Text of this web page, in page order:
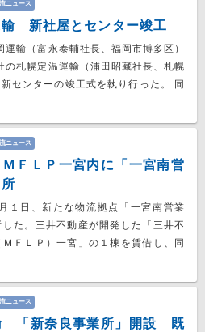
ニュース
輸 新社屋とセンター竣工
運輸（富永泰輔社長、福岡市博多区）
の札幌定温運輸（浦田昭藏社長、札幌
センターの竣工式を執り行った。 同
ニュース
ＦＬＰ一宮内に「一宮南営
１日、新たな物流拠点「一宮南営業
た。三井不動産が開発した「三井不
ＦＬＰ）一宮」の１棟を賃借し、同
ニュース
「新奈良事業所」開設 既